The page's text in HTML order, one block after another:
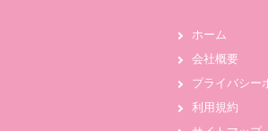
ホーム
会社概要
プライバシー
利用規約